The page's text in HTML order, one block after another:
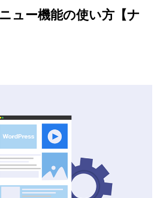
ュー機能の使い方【ナ